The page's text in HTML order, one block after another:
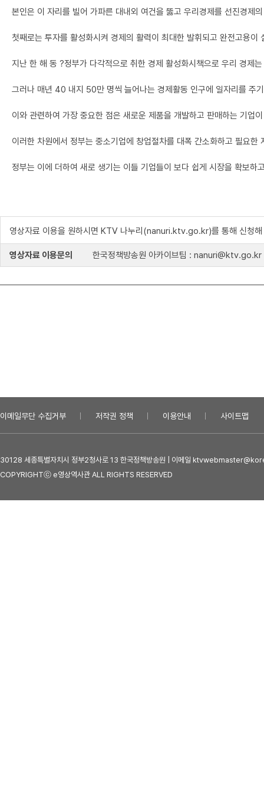
본인은 이 자리를 빌어 가파른 대내외 여건을 뚫고 우리경제를 선진경제
첫째로는 투자를 활성화시켜 경제의 활력이 최대한 발휘되고 완전고용
지난 한 해 동 ?정부가 다각적으로 취한 경제 활성화시책으로 우리 경제
그러나 매년 40 내지 50만 명씩 늘어나는 경제활동 인구에 일자리를 주
이와 관련하여 가장 중요한 점은 새로운 제품을 개발하고 판매하는 기업
이러한 차원에서 정부는 중소기업에 창업절차를 대폭 간소화하고 필요
정부는 이에 더하여 새로 생기는 이들 기업들이 보다 쉽게 시장을 확보하
영상자료 이용을 원하시면 KTV 나누리(nanuri.ktv.go.kr)를 통해 신청해
영상자료 이용문의 한국정책방송원 아카이브팀 : nanuri@ktv.go.kr
이메일무단 수집거부 저작권 정책 이용안내 사이트맵
30128 세종특별자치시 정부2청사로 13 한국정책방송원 | 이메일
COPYRIGHTⓒ e영상역사관 ALL RIGHTS RESERVED